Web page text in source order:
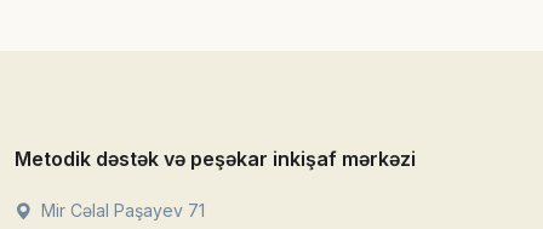
Metodik dəstək və peşəkar inkişaf mərkəzi
Mir Cəlal Paşayev 71